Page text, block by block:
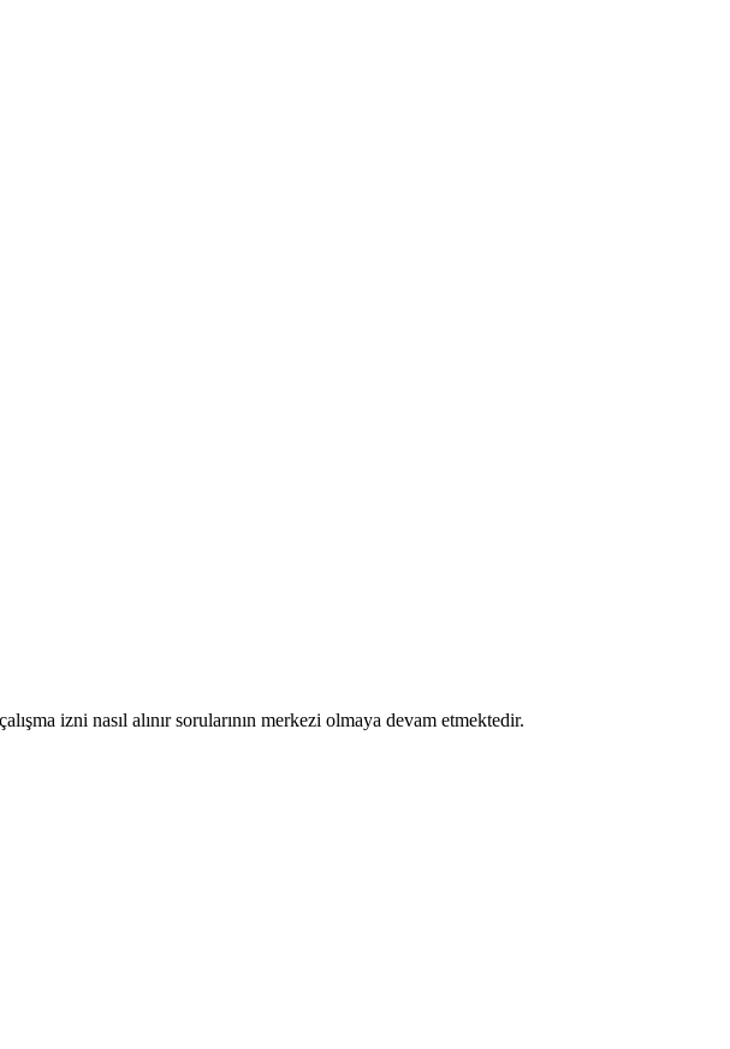
izni nasıl alınır sorularının merkezi olmaya devam etmektedir.